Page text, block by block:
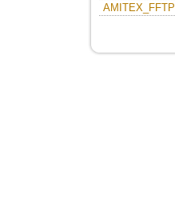
AMITEX_FFTP